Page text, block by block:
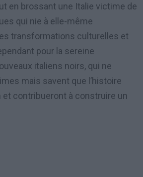
en brossant une Italie victime de
qui nie à elle-même
transformations culturelles et
pour la sereine
italiens noirs, qui ne
mais savent que l’histoire
et contribueront à construire un